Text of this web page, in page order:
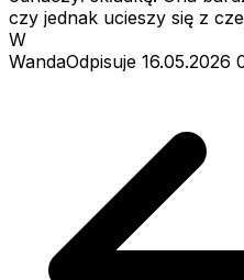
czy jednak ucieszy się z
W
WandaOdpisuje 16.05.2026